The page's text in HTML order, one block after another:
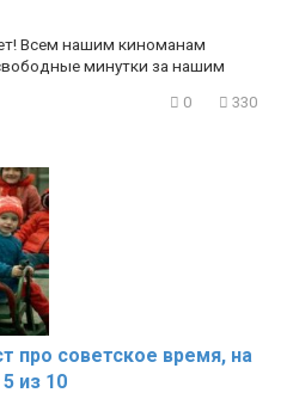
Всем нашим киноманам
минутки за нашим
0 330
про советское время, на
из 10